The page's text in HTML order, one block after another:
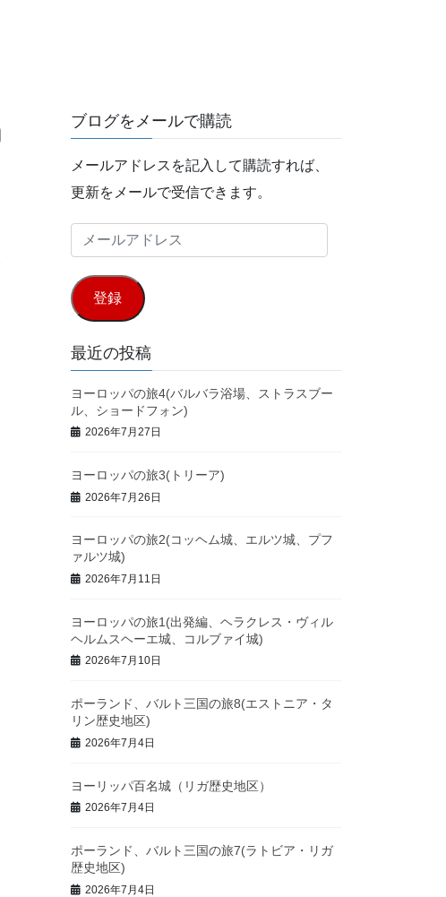
ブログをメールで購読
メールアドレスを記入して購読すれば、
更新をメールで受信できます。
ー
ル
ア
ド
レ
ス
登録
最近の投稿
ヨーロッパの旅4(バルバラ浴場、ストラスブー
ル、ショードフォン)
2026年7月27日
ヨーロッパの旅3(トリーア)
2026年7月26日
ヨーロッパの旅2(コッヘム城、エルツ城、プフ
ァルツ城)
2026年7月11日
ヨーロッパの旅1(出発編、ヘラクレス・ヴィル
ヘルムスヘーエ城、コルブァイ城)
2026年7月10日
ポーランド、バルト三国の旅8(エストニア・タ
リン歴史地区)
2026年7月4日
ヨーリッパ百名城（リガ歴史地区）
2026年7月4日
ポーランド、バルト三国の旅7(ラトビア・リガ
歴史地区)
2026年7月4日